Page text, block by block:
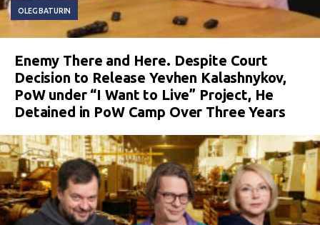
OLEG BATURIN
Enemy There and Here. Despite Court
Decision to Release Yevhen Kalashnykov,
PoW under “I Want to Live” Project, He
Detained in PoW Camp Over Three Years